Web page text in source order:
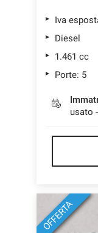
Iva
Diesel
1.461 cc
Porte: 5
usato
OFFERTA